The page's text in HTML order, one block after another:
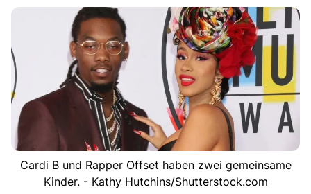
Cardi B und Rapper Offset haben zwei gemeinsame
Kinder. - Kathy Hutchins/Shutterstock.com